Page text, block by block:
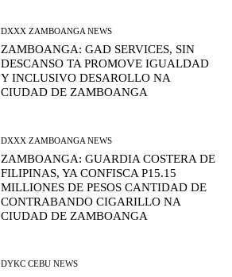
DXXX ZAMBOANGA NEWS
ZAMBOANGA: GAD SERVICES, SIN
DESCANSO TA PROMOVE IGUALDAD
Y INCLUSIVO DESAROLLO NA
CIUDAD DE ZAMBOANGA
DXXX ZAMBOANGA NEWS
ZAMBOANGA: GUARDIA COSTERA DE
FILIPINAS, YA CONFISCA P15.15
MILLIONES DE PESOS CANTIDAD DE
CONTRABANDO CIGARILLO NA
CIUDAD DE ZAMBOANGA
DYKC CEBU NEWS